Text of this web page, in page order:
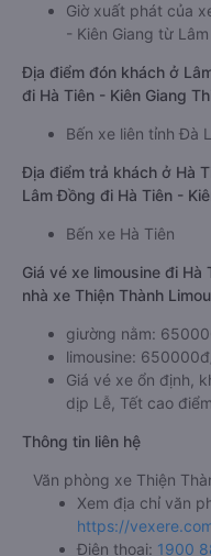
Giờ xuất phát của
- Kiên Giang từ
Địa điểm đón khách ở
đi Hà Tiên - Kiên Giang
Bến xe liên tỉnh Đà
Địa điểm trả khách ở Hà
Lâm Đồng đi Hà Tiên -
Bến xe Hà Tiên
Giá vé xe limousine đi
nhà xe Thiện Thành
giường nằm:
limousine:
Giá vé xe ổn định,
dịp Lễ, Tết cao điểm
Thông tin liên hệ
Văn phòng xe Thiện
Xem địa chỉ văn
https://
Điện thoại: 1900